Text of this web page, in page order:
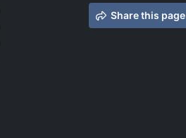
Share this page